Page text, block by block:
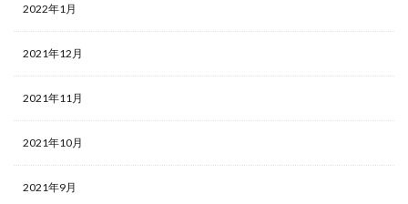
2022年1月
2021年12月
2021年11月
2021年10月
2021年9月